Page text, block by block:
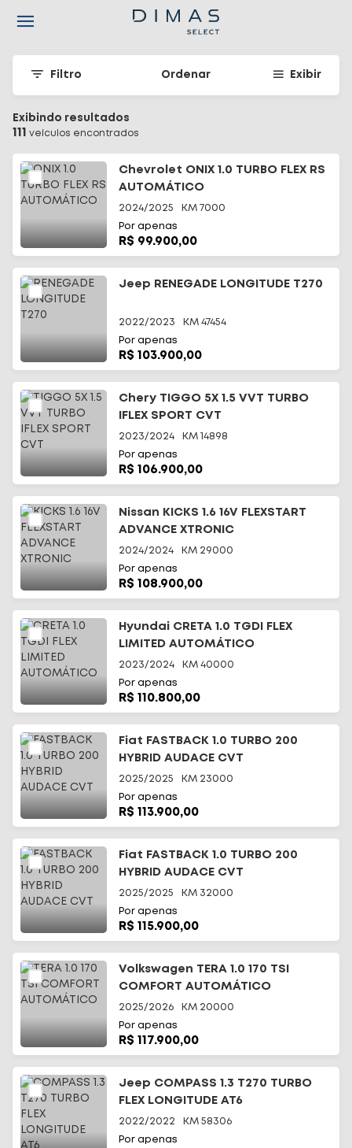
Filtro Ordenar Exibir
Exibindo resultados
111 veículos encontrados
Chevrolet ONIX 1.0 TURBO FLEX RS
AUTOMÁTICO
2024/2025 KM 7000
Por apenas
R$ 99.900,00
Jeep RENEGADE LONGITUDE T270
2022/2023 KM 47454
Por apenas
R$ 103.900,00
Chery TIGGO 5X 1.5 VVT TURBO
IFLEX SPORT CVT
2023/2024 KM 14898
Por apenas
R$ 106.900,00
Nissan KICKS 1.6 16V FLEXSTART
ADVANCE XTRONIC
2024/2024 KM 29000
Por apenas
R$ 108.900,00
Hyundai CRETA 1.0 TGDI FLEX
LIMITED AUTOMÁTICO
2023/2024 KM 40000
Por apenas
R$ 110.800,00
Fiat FASTBACK 1.0 TURBO 200
HYBRID AUDACE CVT
2025/2025 KM 23000
Por apenas
R$ 113.900,00
Fiat FASTBACK 1.0 TURBO 200
HYBRID AUDACE CVT
2025/2025 KM 32000
Por apenas
R$ 115.900,00
Volkswagen TERA 1.0 170 TSI
COMFORT AUTOMÁTICO
2025/2026 KM 20000
Por apenas
R$ 117.900,00
Jeep COMPASS 1.3 T270 TURBO
FLEX LONGITUDE AT6
2022/2022 KM 58306
Por apenas
Navigated to Seu carro seminovo em Santa Catarina -